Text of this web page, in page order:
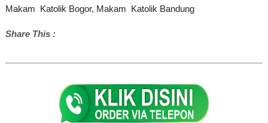
Makam Katolik Bogor, Makam Katolik Bandung
Share This :